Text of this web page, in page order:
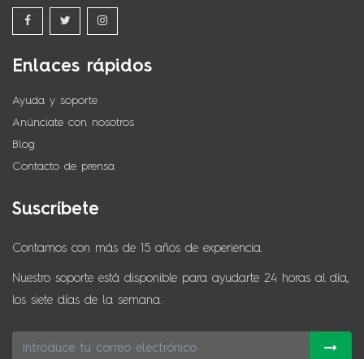
Enlaces rápidos
Ayuda y soporte
Anúnciate con nosotros
Blog
Contacto de prensa
Suscríbete
Contamos con más de 15 años de experiencia.
Nuestro soporte está disponible para ayudarte 24 horas al día,
los siete días de la semana.